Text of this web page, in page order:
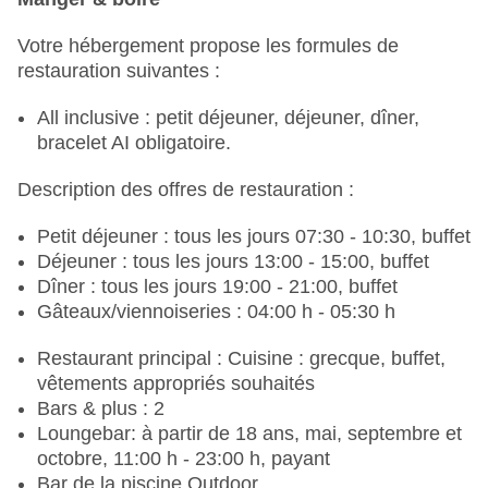
Votre hébergement propose les formules de
restauration suivantes :
All inclusive : petit déjeuner, déjeuner, dîner,
bracelet AI obligatoire.
Description des offres de restauration :
Petit déjeuner : tous les jours 07:30 - 10:30, buffet
Déjeuner : tous les jours 13:00 - 15:00, buffet
Dîner : tous les jours 19:00 - 21:00, buffet
Gâteaux/viennoiseries : 04:00 h - 05:30 h
Restaurant principal : Cuisine : grecque, buffet,
vêtements appropriés souhaités
Bars & plus : 2
Loungebar: à partir de 18 ans, mai, septembre et
octobre, 11:00 h - 23:00 h, payant